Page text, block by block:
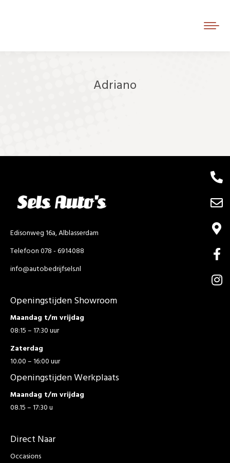
Adriano
Edisonweg 16a, Alblasserdam
Telefoon 078 - 6914088
info@autobedrijfsels.nl
Openingstijden Showroom
Maandag t/m vrijdag
08:15 – 17:30 uur
Zaterdag
10.00 – 16:00 uur
Openingstijden Werkplaats
Maandag t/m vrijdag
08.15 – 17:30 u
Direct Naar
Occasions